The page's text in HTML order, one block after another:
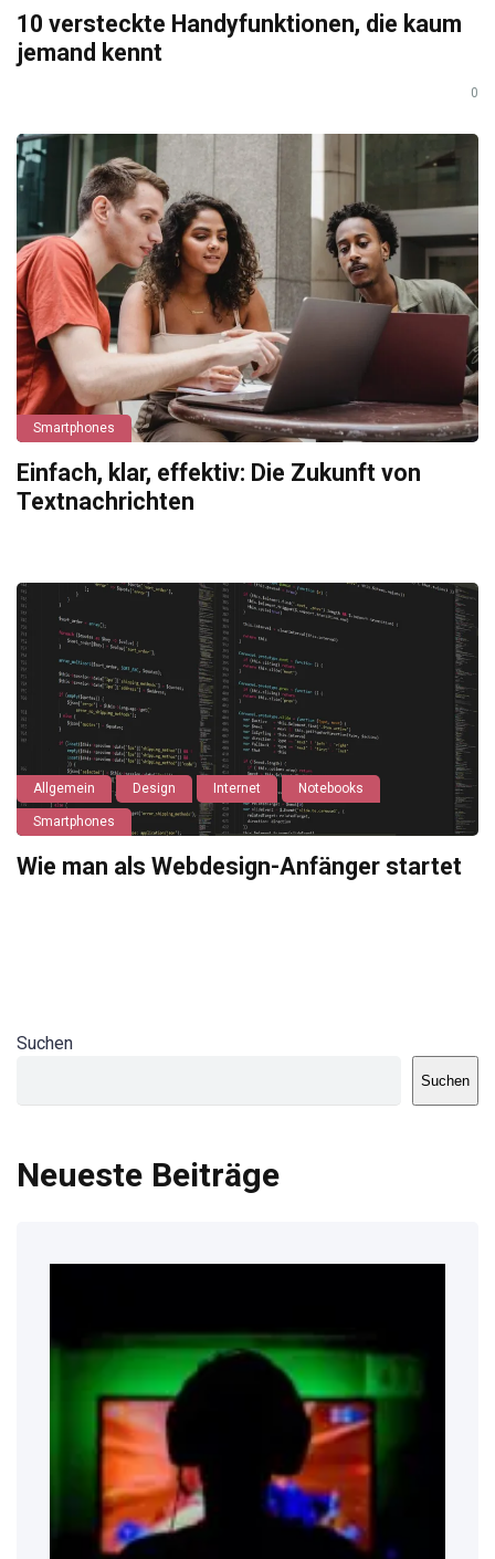
10 versteckte Handyfunktionen, die kaum
jemand kennt
0
Smartphones
Einfach, klar, effektiv: Die Zukunft von
Textnachrichten
Allgemein Design Internet Notebooks
Smartphones
Wie man als Webdesign-Anfänger startet
Suchen
Suchen
Neueste Beiträge